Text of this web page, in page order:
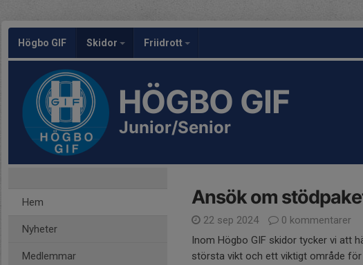
Högbo GIF Skidor Friidrott
HÖGBO GIF
Junior/Senior
Hem
Nyheter
Medlemmar
Ansök om
22 sep 2024
0 kommentarer
Inom Högbo GIF skidor tycker vi att
största vikt och ett viktigt område